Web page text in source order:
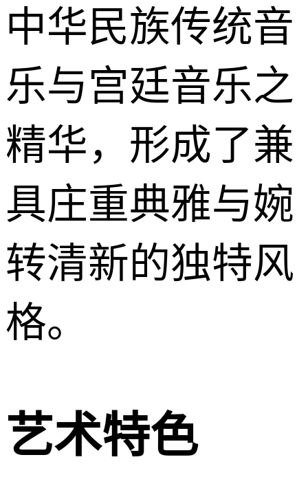
中华民族传统音
乐与宫廷音乐之
精华，形成了兼
具庄重典雅与婉
转清新的独特风
格。
艺术特色